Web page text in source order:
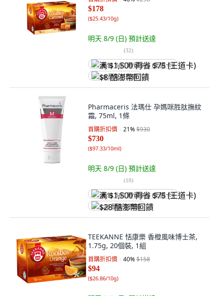
$178
($25.43/10g)
明天 8/9 (日) 預計送達
(32)
满 $1,500 再省 $75 (王道卡)
$8 酷澎幣回饋
Pharmaceris 法瑪仕 孕媽咪胜肽撫紋
霜, 75ml, 1條
首購折扣價 21%$930
$730
($97.33/10ml)
明天 8/9 (日) 預計送達
(10)
满 $1,500 再省 $75 (王道卡)
$28 酷澎幣回饋
TEEKANNE 恬康樂 香橙風味博士茶,
1.75g, 20個裝, 1組
首購折扣價 40%$158
$94
($26.86/10g)